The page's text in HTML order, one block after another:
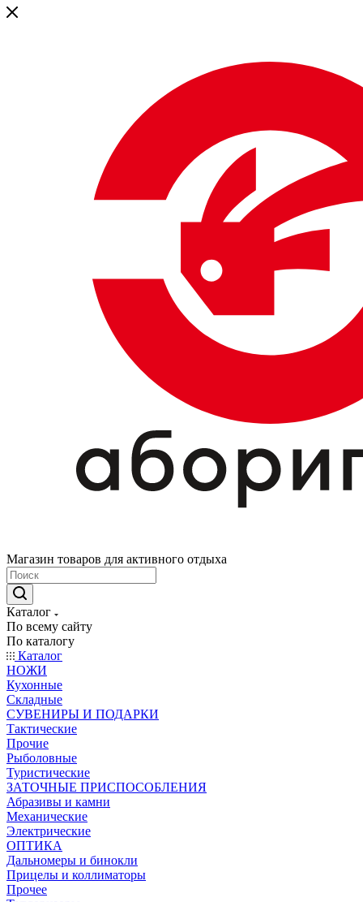
Магазин товаров для активного отдыха
Каталог
По всему сайту
По каталогу
Каталог
НОЖИ
Кухонные
Складные
СУВЕНИРЫ И ПОДАРКИ
Тактические
Прочие
Рыболовные
Туристические
ЗАТОЧНЫЕ ПРИСПОСОБЛЕНИЯ
Абразивы и камни
Механические
Электрические
ОПТИКА
Дальномеры и бинокли
Прицелы и коллиматоры
Прочее